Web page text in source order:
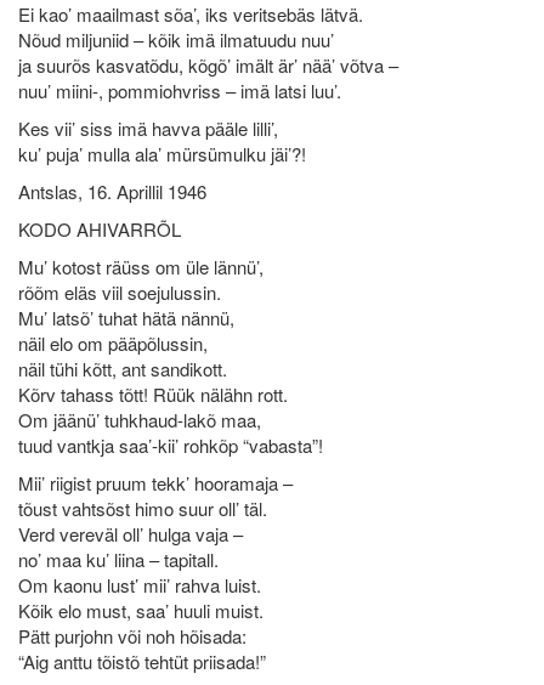
Ei kao’ maailmast sõa’, iks veritsebäs lätvä.
Nõud miljuniid – kõik imä ilmatuudu nuu’
ja suurõs kasvatõdu, kõgõ’ imält är’ nää’ võtva –
nuu’ miini-, pommiohvriss – imä latsi luu’.
Kes vii’ siss imä havva pääle lilli’,
ku’ puja’ mulla ala’ mürsümulku jäi’?!
Antslas, 16. Aprillil 1946
KODO AHIVARRÕL
Mu’ kotost räüss om üle lännü’,
rõõm eläs viil soejulussin.
Mu’ latsõ’ tuhat hätä nännü,
näil elo om pääpõlussin,
näil tühi kõtt, ant sandikott.
Kõrv tahass tõtt! Rüük nälähn rott.
Om jäänü’ tuhkhaud-lakõ maa,
tuud vantkja saa’-kii’ rohkõp “vabasta”!
Mii’ riigist pruum tekk’ hooramaja –
tõust vahtsõst himo suur oll’ täl.
Verd vereväl oll’ hulga vaja –
no’ maa ku’ liina – tapitall.
Om kaonu lust’ mii’ rahva luist.
Kõik elo must, saa’ huuli muist.
Pätt purjohn või noh hõisada:
“Aig anttu tõistõ tehtüt priisada!”